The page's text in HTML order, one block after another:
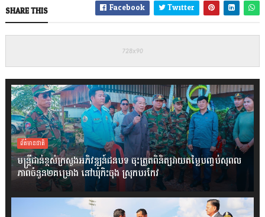
SHARE THIS Facebook Twitter
ព័ត៌មានជាតិ
មន្ត្រីជាន់ខ្ពស់ក្រសួងអភិវឌ្ឍន៍ជនបទ ចុះត្រួតពិនិត្យវាយតម្លៃបញ្ចប់សុពល
ភាពចំនួន២គម្រោង នៅឃុំកិះចុង ស្រុកបរកែវ